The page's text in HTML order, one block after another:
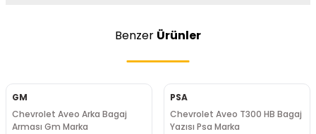
Benzer Ürünler
GM
Chevrolet Aveo Arka Bagaj
Arması Gm Marka
PSA
Chevrolet Aveo T300 HB Bagaj
Yazısı Psa Marka